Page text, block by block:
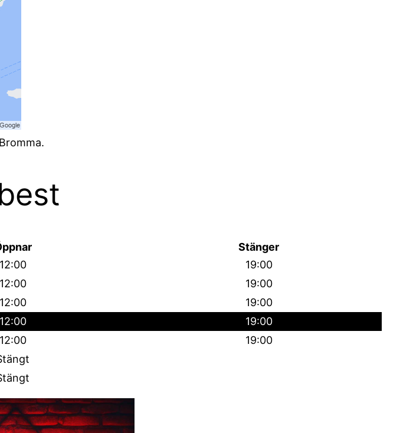
Stänger
12:00
19:00
12:00
19:00
12:00
19:00
12:00
19:00
12:00
19:00